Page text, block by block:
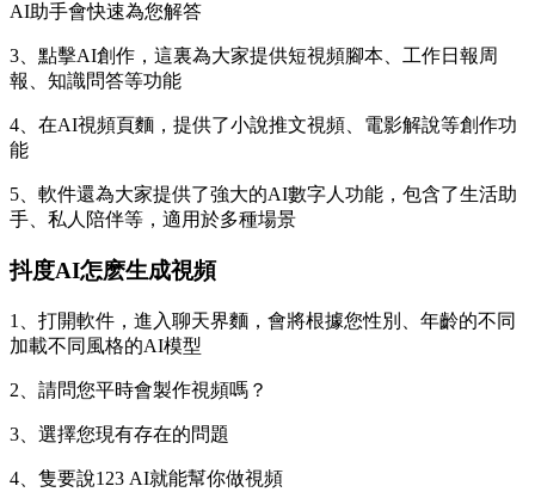
AI助手會快速為您解答
3、點擊AI創作，這裏為大家提供短視頻腳本、工作日報周
報、知識問答等功能
4、在AI視頻頁麵，提供了小說推文視頻、電影解說等創作功
能
5、軟件還為大家提供了強大的AI數字人功能，包含了生活助
手、私人陪伴等，適用於多種場景
抖度AI怎麽生成視頻
1、打開軟件，進入聊天界麵，會將根據您性別、年齡的不同
加載不同風格的AI模型
2、請問您平時會製作視頻嗎？
3、選擇您現有存在的問題
4、隻要說123 AI就能幫你做視頻